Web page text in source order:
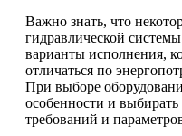
Важно знать, что
гидравлической
варианты исполнения,
отличаться по
При выборе
особенности и
требований и